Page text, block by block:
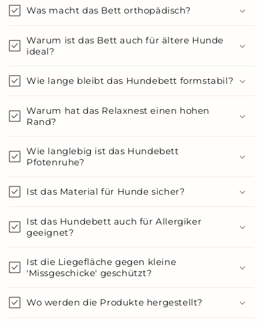
Was macht das Bett orthopädisch?
Warum ist das Bett auch für ältere Hunde
ideal?
Wie lange bleibt das Hundebett formstabil?
Warum hat das Relaxnest einen hohen
Rand?
Wie langlebig ist das Hundebett
Pfotenruhe?
Ist das Material für Hunde sicher?
Ist das Hundebett auch für Allergiker
geeignet?
Ist die Liegefläche gegen kleine
'Missgeschicke' geschützt?
Wo werden die Produkte hergestellt?